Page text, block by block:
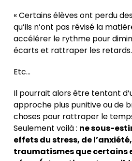
« Certains élèves ont perdu
qu’ils n’ont pas révisé la
accélérer le rythme pour
écarts et rattraper les retards.
Etc…
Il pourrait alors être tentant
approche plus punitive ou de
choses pour rattraper le
Seulement voilà : ne sous-
effets du stress, de
traumatismes que certains